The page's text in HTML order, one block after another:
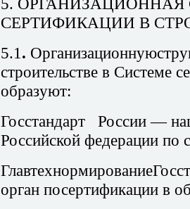
СЕРТИФИКАЦИИ В
5.1 .
строительстве в Системе
образуют:
Госстандарт России —
Российской федерации по
орган посертификации в